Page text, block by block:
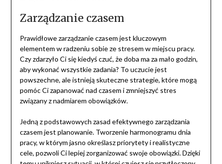
Zarządzanie czasem
Prawidłowe zarządzanie czasem jest kluczowym
elementem w radzeniu sobie ze stresem w miejscu pracy.
Czy zdarzyło Ci się kiedyś czuć, że doba ma za mało godzin,
aby wykonać wszystkie zadania? To uczucie jest
powszechne, ale istnieją skuteczne strategie, które mogą
pomóc Ci zapanować nad czasem i zmniejszyć stres
związany z nadmiarem obowiązków.
Jedną z podstawowych zasad efektywnego zarządzania
czasem jest planowanie. Tworzenie harmonogramu dnia
pracy, w którym jasno określasz priorytety i realistyczne
cele, pozwoli Ci lepiej zorganizować swoje obowiązki. Dzięki